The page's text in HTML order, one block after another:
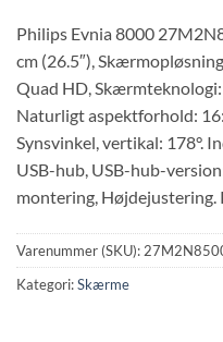
Philips Evnia 8000
cm (26.5″),
Quad HD,
Naturligt aspektforhold:
Synsvinkel, vertikal: 178°.
USB-hub, USB-hub-
montering,
Varenummer (SKU):
Kategori:Skærme